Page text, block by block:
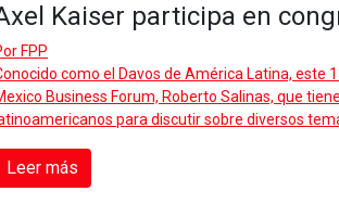
Kaiser participa en
FPP
como el Davos de América Latina, este
Business Forum, Roberto Salinas, que
para discutir sobre diversos
Leer más